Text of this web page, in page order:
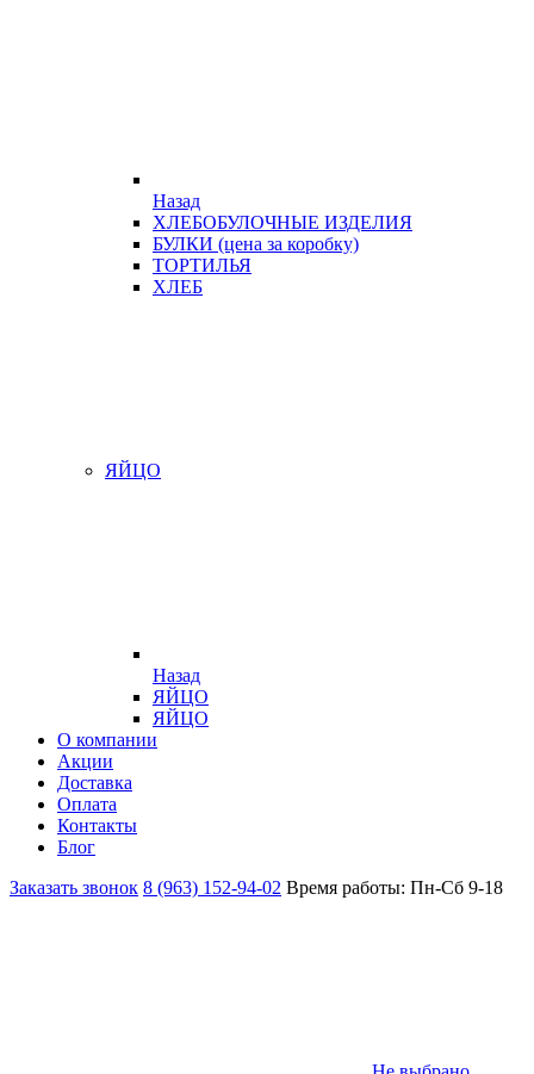
Назад
ХЛЕБОБУЛОЧНЫЕ ИЗДЕЛИЯ
БУЛКИ (цена за коробку)
ТОРТИЛЬЯ
ХЛЕБ
ЯЙЦО
Назад
ЯЙЦО
ЯЙЦО
О компании
Акции
Доставка
Оплата
Контакты
Блог
Заказать звонок 8 (963) 152-94-02 Время работы: Пн-Сб 9-18